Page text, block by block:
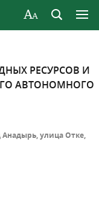
РЕСУРСОВ И
АВТОНОМНОГО
Анадырь, улица Отке,